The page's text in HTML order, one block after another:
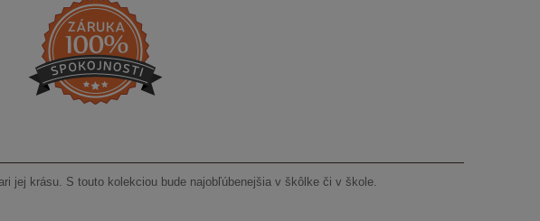
jej krásu. S touto kolekciou bude najobľúbenejšia v škôlke či v škole.